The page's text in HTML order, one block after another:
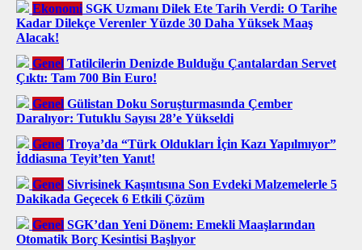
Ekonomi SGK Uzmanı Dilek Ete Tarih Verdi: O Tarihe
Kadar Dilekçe Verenler Yüzde 30 Daha Yüksek Maaş
Alacak!
Genel Tatilcilerin Denizde Bulduğu Çantalardan Servet
Çıktı: Tam 700 Bin Euro!
Genel Gülistan Doku Soruşturmasında Çember
Daralıyor: Tutuklu Sayısı 28’e Yükseldi
Genel Troya’da “Türk Oldukları İçin Kazı Yapılmıyor”
İddiasına Teyit’ten Yanıt!
Genel Sivrisinek Kaşıntısına Son Evdeki Malzemelerle 5
Dakikada Geçecek 6 Etkili Çözüm
Genel SGK’dan Yeni Dönem: Emekli Maaşlarından
Otomatik Borç Kesintisi Başlıyor